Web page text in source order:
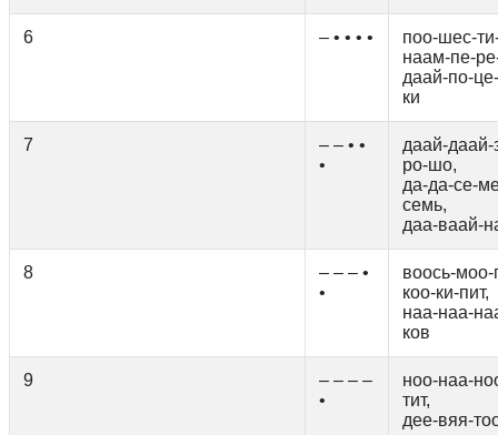
6 – • • • •
поо-шес-
наам-пе-
даай-по-
ки
7
– – • •
•
даай-даай-
ро-шо,
да-да-се-
семь,
даа-ваай-
8
– – – •
•
воось-
коо-ки-пит,
наа-наа-
ков
9
– – – –
•
ноо-наа-
тит,
дее-вяя-